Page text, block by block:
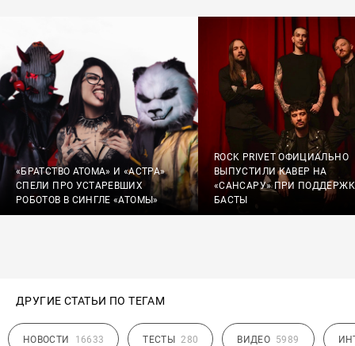
«БРАТСТВО АТОМА» И «АСТРА»
СПЕЛИ ПРО УСТАРЕВШИХ
РОБОТОВ В СИНГЛЕ «АТОМЫ»
ROCK PRIVET ОФИЦИАЛЬНО
ВЫПУСТИЛИ КАВЕР НА
«САНСАРУ» ПРИ
БАСТЫ
ДРУГИЕ СТАТЬИ ПО ТЕГАМ
НОВОСТИ 16633 ТЕСТЫ 280 ВИДЕО 5989